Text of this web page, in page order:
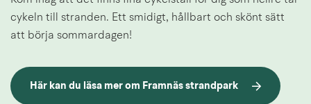
cykeln till stranden. Ett smidigt, hållbart och skönt sätt
att börja sommardagen!
Här kan du läsa mer om Framnäs strandpark